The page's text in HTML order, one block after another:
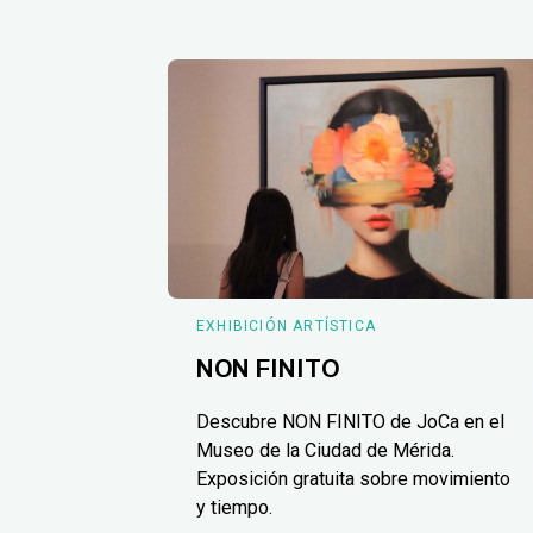
EXHIBICIÓN ARTÍSTICA
NON FINITO
Descubre NON FINITO de JoCa en el
Museo de la Ciudad de Mérida.
Exposición gratuita sobre movimiento
y tiempo.